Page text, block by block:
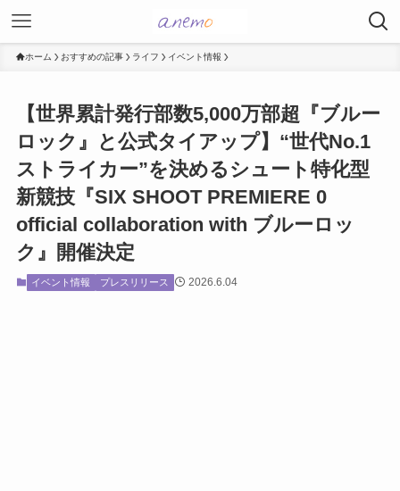
ホーム おすすめの記事 ライフ イベント情報
【世界累計発行部数5,000万部超『ブルー
ロック』と公式タイアップ】“世代No.1
ストライカー”を決めるシュート特化型
新競技『SIX SHOOT PREMIERE 0
official collaboration with ブルーロッ
ク』開催決定
イベント情報 プレスリリース 2026.6.04